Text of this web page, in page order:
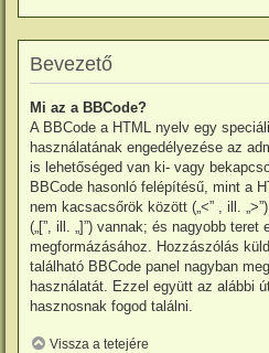
Bevezető
Mi az a BBCode?
A BBCode a HTML nyelv egy
használatának engedélyezése az
is lehetőséged van ki- vagy
BBCode hasonló felépítésű, mint a
nem kacsacsőrök között („<” , ill.
(„[”, ill. „]”) vannak; és nagyobb teret
megformázásához. Hozzászólás
található BBCode panel nagyban
használatát. Ezzel együtt az alábbi
hasznosnak fogod találni.
Vissza a tetejére